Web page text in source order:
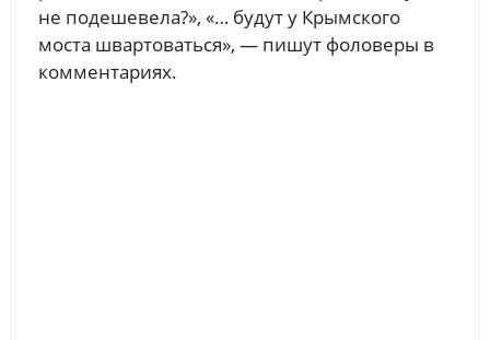
не подешевела?», «… будут у Крымского
моста швартоваться», — пишут фоловеры в
комментариях.